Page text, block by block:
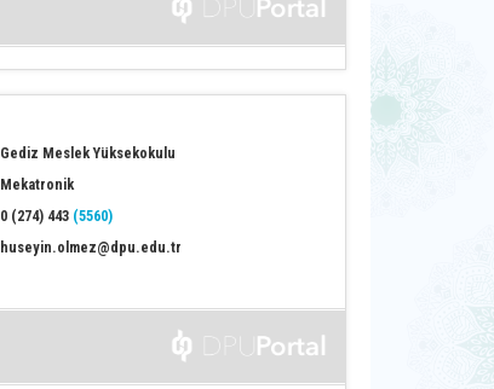
Gediz Meslek Yüksekokulu
Mekatronik
0 (274) 443 (5560)
huseyin.olmez@dpu.edu.tr